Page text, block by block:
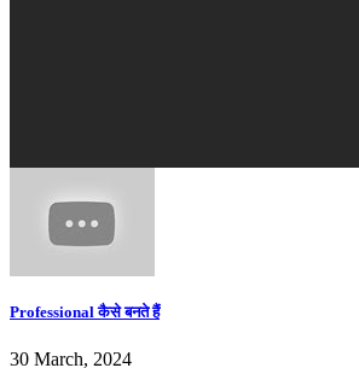
Professional कैसे बनते हैं
30 March, 2024